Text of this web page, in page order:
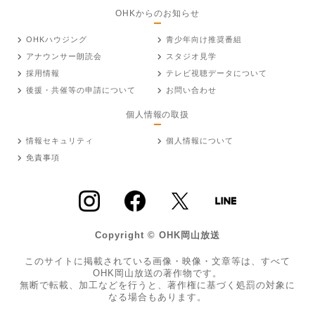
OHKからのお知らせ
OHKハウジング
青少年向け推奨番組
アナウンサー朗読会
スタジオ見学
採用情報
テレビ視聴データについて
後援・共催等の申請について
お問い合わせ
個人情報の取扱
情報セキュリティ
個人情報について
免責事項
Copyright © OHK岡山放送
このサイトに掲載されている画像・映像・文章等は、すべて
OHK岡山放送の著作物です。
無断で転載、加工などを行うと、著作権に基づく処罰の対象に
なる場合もあります。